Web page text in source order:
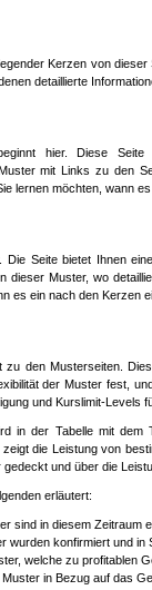
Kerzen von
detaillierte
hier. Diese
mit Links zu den
lernen möchten, wann
Seite bietet Ihnen
dieser Muster, wo
es ein nach den Kerzen
zu den Musterseiten.
der Muster fest,
und Kurslimit-Levels
in der Tabelle mit
die Leistung von
und über die
erläutert:
sind in diesem Zeitraum
wurden konfirmiert und in
welche zu profitablen
in Bezug auf das